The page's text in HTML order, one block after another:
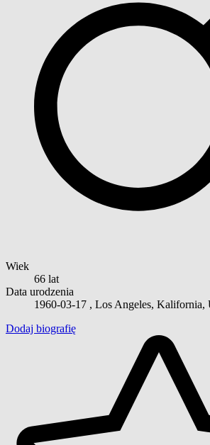
Wiek
66 lat
Data urodzenia
1960-03-17 , Los Angeles, Kalifornia,
Dodaj biografię